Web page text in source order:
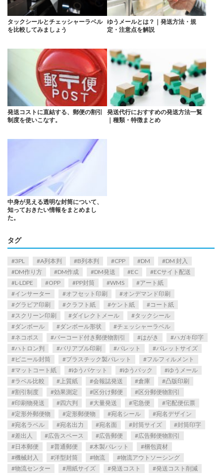
タックシールとチェッシャーラベル
を比較してみましょう
ゆうメールとは？｜発送方法・規
定・注意点を解説
発送コストに直結する、郵便の割引
制度を使いこなす。
発送代行におすすめの発送方法一覧
｜種類・特徴まとめ
中身が見える透明な封筒について、
知っておきたい情報をまとめまし
た。
タグ
3PL A列本判 B列本判 CPP DM
DM 封入
DM作り方
DM作成 DM発送 EC
ECサイト配送
L-LDPE
OPP PP封筒 WMS
アート紙
インサーター
オフセット印刷
オンデマンド印刷
グラビア印刷
クラフト紙 ケント紙
コート紙
スクリーン印刷
ダイレクトメール
タックシール
ダンボール
ダンボール形状
チェッシャーラベル
ネコポス
バーコード付き郵便物割引 はがき
ハガキ印字
ハトロン判
バリアブル印刷 パレット
パレットサイズ
ビニール封筒
プラスチック製パレット
フルフィルメント
マットコート紙
ゆうパケット ゆうパック
ゆうメール
ラベル比較
上質紙 会報誌発送 倉庫
凸版印刷
割引制度
効果測定 区分け郵便
区分郵便物割引
印刷物発送
四六判 大量発送 宅急便
宅配便伝票
定形外郵便物
定形郵便物 宛名シール
宛名デザイン
宛名ラベル
宛名出力 宛名面 封筒サイズ
封筒印字
差出人
広告スペース 広告郵便
広告郵便物割引
日本郵便
普通郵便 木製パレット
梱包資材
機械封入
洋型封筒 物流
物流アウトソーシング
物流センター
用紙サイズ 発送コスト
発送コスト削減